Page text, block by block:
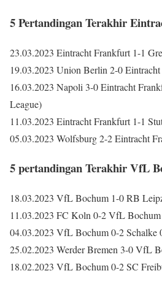
5 Pertandingan Terakhir
23.03.2023 Eintracht Frankfurt 1-1
19.03.2023 Union Berlin 2-0
16.03.2023 Napoli 3-0 Eintracht
League)
11.03.2023 Eintracht Frankfurt 1-1
05.03.2023 Wolfsburg 2-2 Eintracht
5 pertandingan Terakhir VfL
18.03.2023 VfL Bochum 1-0 RB
11.03.2023 FC Koln 0-2 VfL
04.03.2023 VfL Bochum 0-2 Schalke
25.02.2023 Werder Bremen 3-0 VfL
18.02.2023 VfL Bochum 0-2 SC